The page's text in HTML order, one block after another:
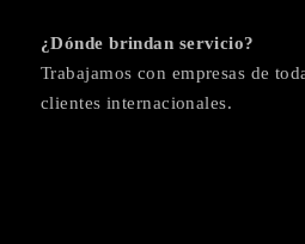
¿Dónde brindan servicio?
Trabajamos con empresas de
clientes internacionales.